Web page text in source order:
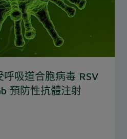
吸道合胞病毒 RSV
預防性抗體注射